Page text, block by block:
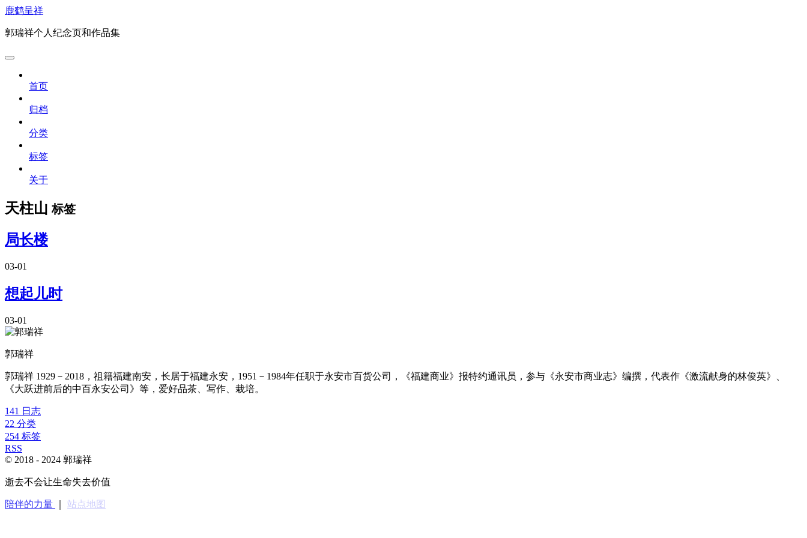
鹿鹤呈祥
郭瑞祥个人纪念页和作品集
首页
归档
分类
标签
关于
天柱山标签
局长楼
03-01
想起儿时
03-01
郭瑞祥
郭瑞祥 1929－2018，祖籍福建南安，长居于福建永安，1951－1984年任职于永安市百货公司，《福建商业》报特约通讯员，参与《永安市商业志》编撰，代表作《激流献身的林俊英》、
《大跃进前后的中百永安公司》等，爱好品茶、写作、栽培。
141 日志
22 分类
254 标签
RSS
© 2018 - 2024 郭瑞祥
逝去不会让生命失去价值
陪伴的力量 站点地图